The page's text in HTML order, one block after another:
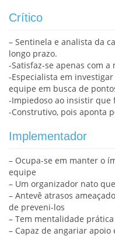
Crítico
– Sentinela e analista da
longo prazo.
-Satisfaz-se apenas com
-Especialista em
equipe em busca de
-Impiedoso ao insistir que
-Construtivo, pois aponta
Implementador
– Ocupa-se em manter o
equipe
– Um organizador nato
– Antevê atrasos
de preveni-los
– Tem mentalidade
– Capaz de angariar